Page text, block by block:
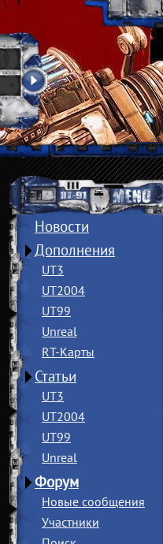
Новости
Дополнения
UT3
UT2004
UT99
Unreal
RT-Карты
Статьи
UT3
UT2004
UT99
Unreal
Форум
Новые сообщения
Участники